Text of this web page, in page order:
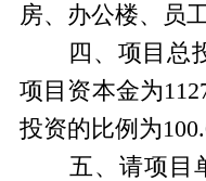
房、办公楼、员
四、项目总
项目资本金为
投资的比例为
五、请项目单